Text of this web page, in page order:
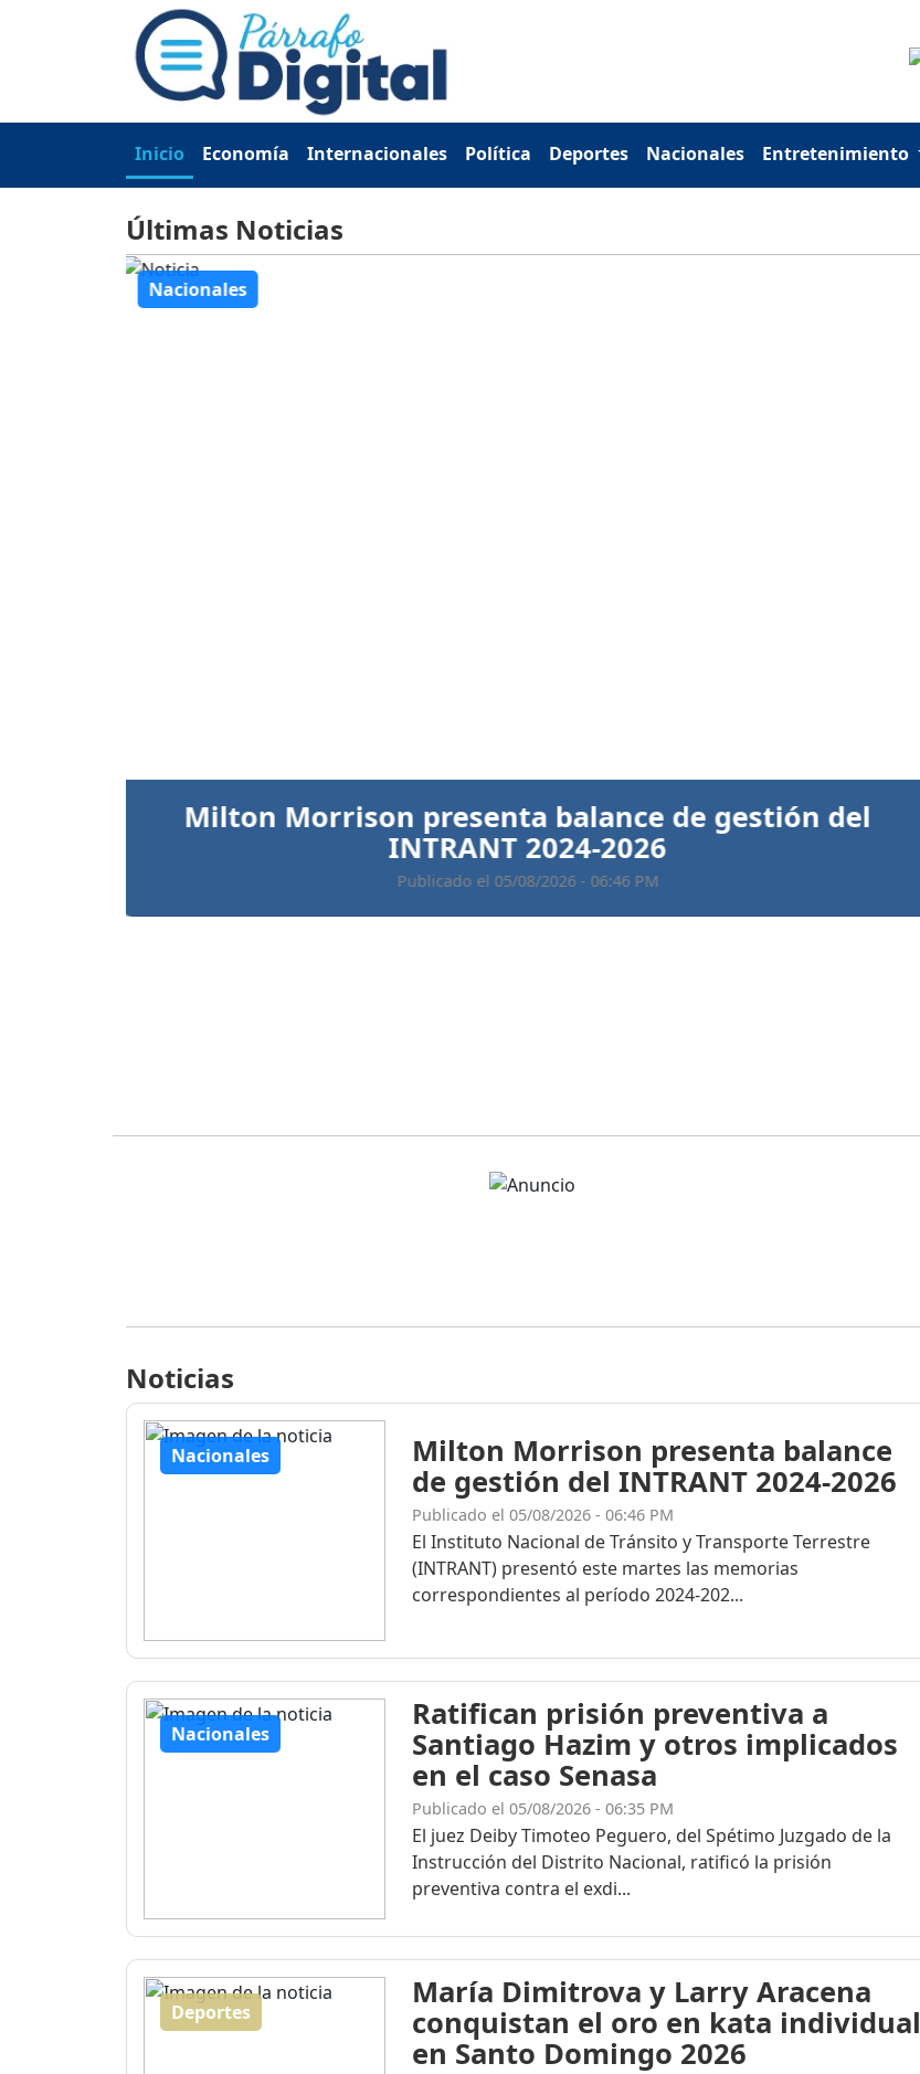
Inicio Economía Internacionales Política Deportes Nacionales Entretenimiento
Últimas Noticias
Nacionales
Ratifican prisión preventiva a Santiago Hazim y otros
implicados en el caso Senasa
Publicado el 05/08/2026 - 06:35 PM
Noticias
Nacionales
Milton Morrison presenta balance
de gestión del INTRANT 2024-2026
Publicado el 05/08/2026 - 06:46 PM
El Instituto Nacional de Tránsito y Transporte Terrestre
(INTRANT) presentó este martes las memorias
correspondientes al período 2024-202...
Nacionales
Ratifican prisión preventiva a
Santiago Hazim y otros implicados
en el caso Senasa
Publicado el 05/08/2026 - 06:35 PM
El juez Deiby Timoteo Peguero, del Spétimo Juzgado de la
Instrucción del Distrito Nacional, ratificó la prisión
preventiva contra el exdi...
Deportes
María Dimitrova y Larry Aracena
conquistan el oro en kata individual
en Santo Domingo 2026